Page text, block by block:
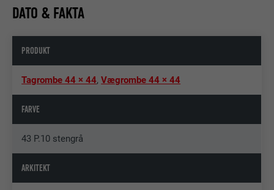
DATO & FAKTA
PRODUKT
Tagrombe 44 × 44,Vægrombe 44 × 44
FARVE
43 P.10 stengrå
ARKITEKT